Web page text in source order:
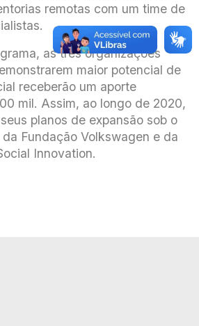
remotas com um time de
as três organizações
maior potencial de
receberão um aporte
mil. Assim, ao longo de 2020,
planos de expansão sob o
Fundação Volkswagen e da
Innovation.